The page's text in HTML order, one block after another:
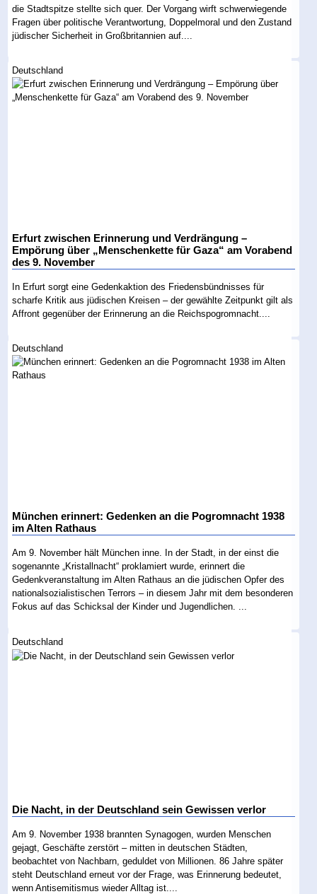
die Stadtspitze stellte sich quer. Der Vorgang wirft schwerwiegende
Fragen über politische Verantwortung, Doppelmoral und den Zustand
jüdischer Sicherheit in Großbritannien auf....
Deutschland
Erfurt zwischen Erinnerung und Verdrängung –
Empörung über „Menschenkette für Gaza“ am Vorabend
des 9. November
In Erfurt sorgt eine Gedenkaktion des Friedensbündnisses für
scharfe Kritik aus jüdischen Kreisen – der gewählte Zeitpunkt gilt als
Affront gegenüber der Erinnerung an die Reichspogromnacht....
Deutschland
München erinnert: Gedenken an die Pogromnacht 1938
im Alten Rathaus
Am 9. November hält München inne. In der Stadt, in der einst die
sogenannte „Kristallnacht“ proklamiert wurde, erinnert die
Gedenkveranstaltung im Alten Rathaus an die jüdischen Opfer des
nationalsozialistischen Terrors – in diesem Jahr mit dem besonderen
Fokus auf das Schicksal der Kinder und Jugendlichen. ...
Deutschland
Die Nacht, in der Deutschland sein Gewissen verlor
Am 9. November 1938 brannten Synagogen, wurden Menschen
gejagt, Geschäfte zerstört – mitten in deutschen Städten,
beobachtet von Nachbarn, geduldet von Millionen. 86 Jahre später
steht Deutschland erneut vor der Frage, was Erinnerung bedeutet,
wenn Antisemitismus wieder Alltag ist....